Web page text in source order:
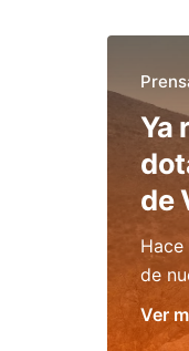
Ya
de
de
Ver